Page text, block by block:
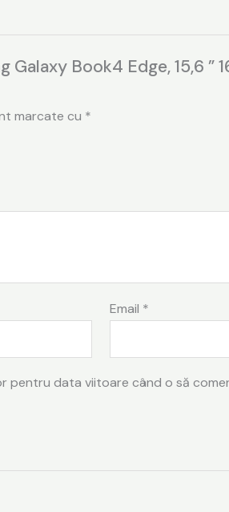
Book4 Edge, 15,6 ”
marcate cu *
Email *
pentru data viitoare când o să